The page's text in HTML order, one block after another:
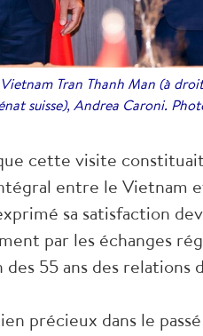
Tran Thanh Man (à
suisse), Andrea Caroni.
cette visite
entre le Vietnam
sa satisfaction
par les échanges
55 ans des
précieux dans le